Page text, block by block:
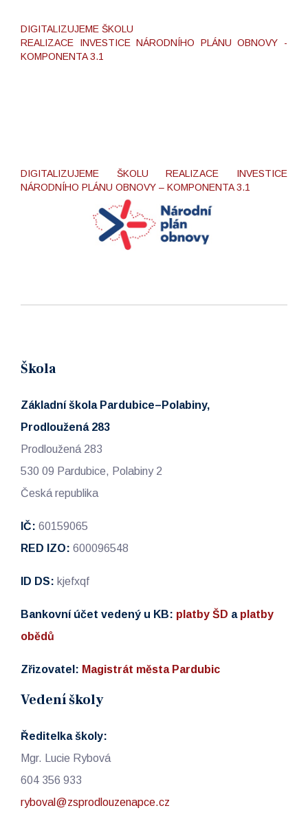
DIGITALIZUJEME ŠKOLU
REALIZACE INVESTICE NÁRODNÍHO PLÁNU OBNOVY -
KOMPONENTA 3.1
DIGITALIZUJEME ŠKOLU REALIZACE INVESTICE
NÁRODNÍHO PLÁNU OBNOVY – KOMPONENTA 3.1
Škola
Základní škola Pardubice–Polabiny,
Prodloužená 283
Prodloužená 283
530 09 Pardubice, Polabiny 2
Česká republika
IČ: 60159065
RED IZO: 600096548
ID DS: kjefxqf
Bankovní účet vedený u KB: platby ŠD a platby
obědů
Zřizovatel: Magistrát města Pardubic
Vedení školy
Ředitelka školy:
Mgr. Lucie Rybová
604 356 933
ryboval@zsprodlouzenapce.cz